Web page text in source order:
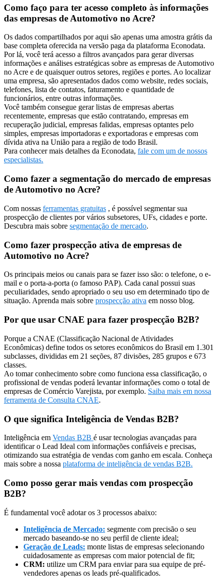
Como faço para ter acesso completo às informações
das empresas de Automotivo no Acre?
Os dados compartilhados por aqui são apenas uma amostra grátis da
base completa oferecida na versão paga da plataforma Econodata.
Por lá, você terá acesso a filtros avançados para gerar diversas
informações e análises estratégicas sobre as empresas de Automotivo
no Acre e de quaisquer outros setores, regiões e portes. Ao localizar
uma empresa, são apresentados dados como website, redes sociais,
telefones, lista de contatos, faturamento e quantidade de
funcionários, entre outras informações.
Você também consegue gerar listas de empresas abertas
recentemente, empresas que estão contratando, empresas em
recuperação judicial, empresas falidas, empresas optantes pelo
simples, empresas importadoras e exportadoras e empresas com
dívida ativa na União para a região de todo Brasil.
Para conhecer mais detalhes da Econodata, fale com um de nossos
especialistas.
Como fazer a segmentação do mercado de empresas
de Automotivo no Acre?
Com nossas ferramentas gratuitas , é possível segmentar sua
prospecção de clientes por vários subsetores, UFs, cidades e porte.
Descubra mais sobre segmentação de mercado.
Como fazer prospecção ativa de empresas de
Automotivo no Acre?
Os principais meios ou canais para se fazer isso são: o telefone, o e-
mail e o porta-a-porta (o famoso PAP). Cada canal possui suas
peculiaridades, sendo apropriado o seu uso em determinado tipo de
situação. Aprenda mais sobre prospecção ativa em nosso blog.
Por que usar CNAE para fazer prospecção B2B?
Porque a CNAE (Classificação Nacional de Atividades
Econômicas) define todos os setores econômicos do Brasil em 1.301
subclasses, divididas em 21 seções, 87 divisões, 285 grupos e 673
classes.
Ao tomar conhecimento sobre como funciona essa classificação, o
profissional de vendas poderá levantar informações como o total de
empresas de Comércio Varejista, por exemplo. Saiba mais em nossa
ferramenta de Consulta CNAE.
O que significa Inteligência de Vendas B2B?
Inteligência em Vendas B2B é usar tecnologias avançadas para
identificar o Lead Ideal com informações confiáveis e precisas,
otimizando sua estratégia de vendas com ganho em escala. Conheça
mais sobre a nossa plataforma de inteligência de vendas B2B.
Como posso gerar mais vendas com prospecção
B2B?
É fundamental você adotar os 3 processos abaixo:
Inteligência de Mercado: segmente com precisão o seu
mercado baseando-se no seu perfil de cliente ideal;
Geração de Leads: monte listas de empresas selecionando
cuidadosamente as empresas com maior potencial de fit;
CRM: utilize um CRM para enviar para sua equipe de pré-
vendedores apenas os leads pré-qualificados.